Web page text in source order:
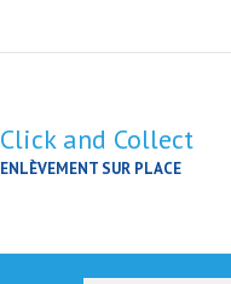
Click and Collect
ENLÈVEMENT SUR PLACE